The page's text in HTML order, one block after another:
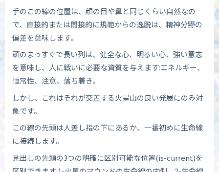
手のこの線の位置は、顔の目や鼻と同じくらい自然なの
で、直接的または間接的に規範からの逸脱は、精神分野の
偏差を意味します。
頭のまっすぐで長い列は、健全な心、明るい心、強い意志
を意味し、人に戦いに必要な資質を与えます:エネルギー、
恒常性、注意、落ち着き。
しかし、これはそれが交差する火星山の良い発展にのみ対
象です。
この線の先頭は人差し指の下にあるか、一番初めに生命線
に接続します。
見出しの先頭の3つの明確に区別可能な位置(is-current)を